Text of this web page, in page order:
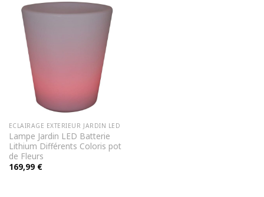
ECLAIRAGE EXTERIEUR JARDIN LED
Lampe Jardin LED Batterie
Lithium Différents Coloris pot
de Fleurs
169,99 €